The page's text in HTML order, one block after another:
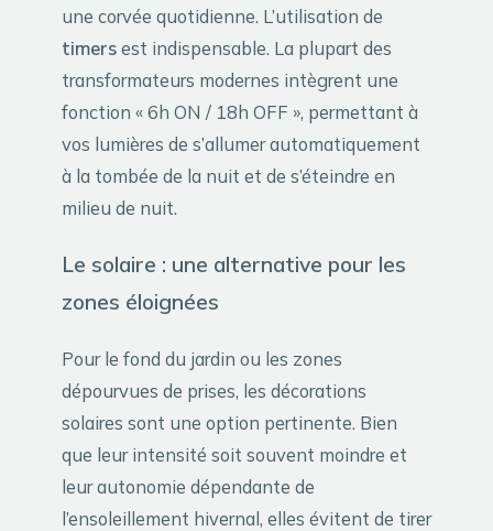
une corvée quotidienne. L’utilisation de
timersest indispensable. La plupart des
transformateurs modernes intègrent une
fonction « 6h ON / 18h OFF », permettant à
vos lumières de s’allumer automatiquement
à la tombée de la nuit et de s’éteindre en
milieu de nuit.
Le solaire : une alternative pour les
zones éloignées
Pour le fond du jardin ou les zones
dépourvues de prises, les décorations
solaires sont une option pertinente. Bien
que leur intensité soit souvent moindre et
leur autonomie dépendante de
l’ensoleillement hivernal, elles évitent de tirer